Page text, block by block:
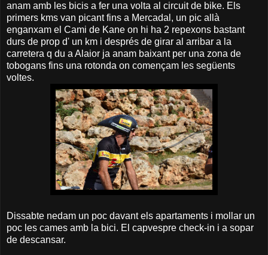
anam amb les bicis a fer una volta al circuit de bike. Els
primers kms van picant fins a Mercadal, un pic allà
enganxam el Cami de Kane on hi ha 2 repexons bastant
durs de prop d' un km i després de girar al arribar a la
carretera q du a Alaior ja anam baixant per una zona de
tobogans fins una rotonda on començam les següents
voltes.
Dissabte nedam un poc davant els apartaments i mollar un
poc les cames amb la bici. El capvespre check-in i a sopar
de descansar.